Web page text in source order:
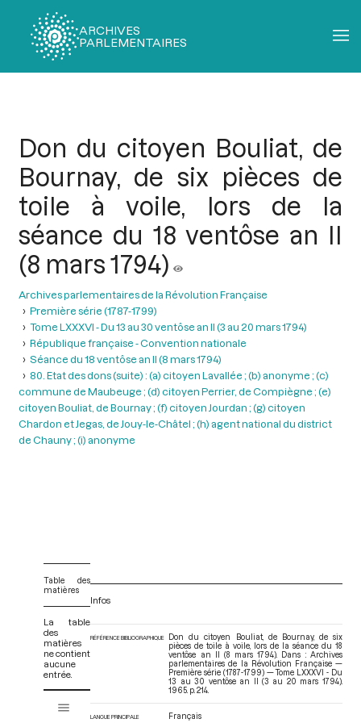
ARCHIVES
PARLEMENTAIRES
Don du citoyen Bouliat, de
Bournay, de six pièces de
toile à voile, lors de la
séance du 18 ventôse an II
(8 mars 1794)
Archives parlementaires de la Révolution Française
Première série (1787-1799)
Tome LXXXVI - Du 13 au 30 ventôse an II (3 au 20 mars 1794)
République française - Convention nationale
Séance du 18 ventôse an II (8 mars 1794)
80. Etat des dons (suite) : (a) citoyen Lavallée ; (b) anonyme ; (c)
commune de Maubeuge ; (d) citoyen Perrier, de Compiègne ; (e)
citoyen Bouliat, de Bournay ; (f) citoyen Jourdan ; (g) citoyen
Chardon et Jegas, de Jouy-le-Châtel ; (h) agent national du district
de Chauny ; (i) anonyme
Table des
matières
La table
des
matières
ne contient
aucune
entrée.
Tome LXXXVI - Du 13 au 30 ventôse an II (3 au 20 mars 1794)
Infos
RÉFÉRENCE BIBLIOGRAPHIQUE
Don du citoyen Bouliat, de Bournay, de six
pièces de toile à voile, lors de la séance du 18
ventôse an II (8 mars 1794). Dans : Archives
parlementaires de la Révolution Française —
Première série (1787-1799) — Tome LXXXVI - Du
13 au 30 ventôse an II (3 au 20 mars 1794).
1965. p. 214.
LANGUE PRINCIPALE Français